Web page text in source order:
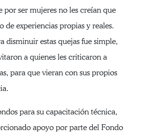
por ser mujeres no les creían que
de experiencias propias y reales.
disminuir estas quejas fue simple,
a quienes les criticaron a
para que vieran con sus propios
para su capacitación técnica,
apoyo por parte del Fondo